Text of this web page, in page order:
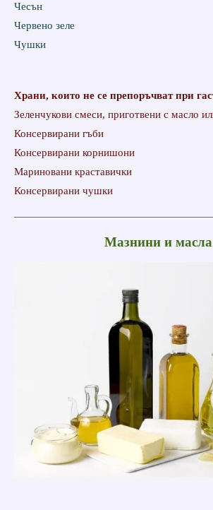
Чесън
Червено зеле
Чушки
Храни, които не се препоръчват при
Зеленчукови смеси, приготвени с масло
Консервирани гъби
Консервирани корнишони
Мариновани краставички
Консервирани чушки
Мазнини и масла